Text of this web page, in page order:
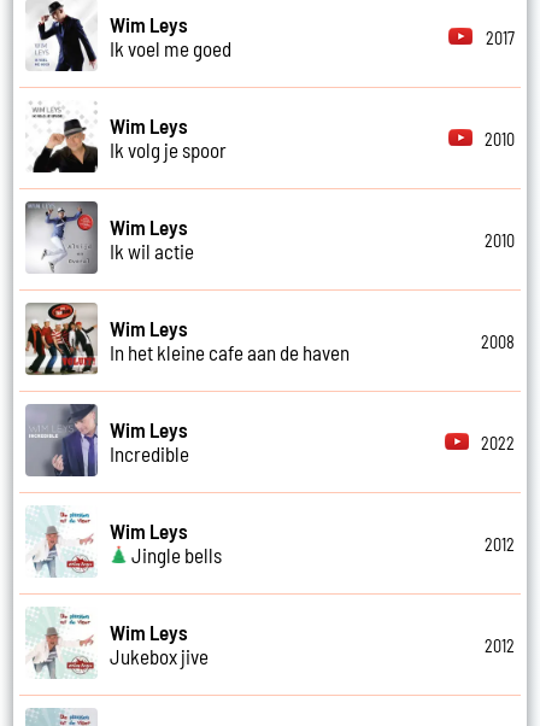
Wim Leys
Ik voel me goed
2017
Wim Leys
Ik volg je spoor
2010
Wim Leys
Ik wil actie
2010
Wim Leys
In het kleine cafe aan de haven
2008
Wim Leys
Incredible
2022
Wim Leys
Jingle bells
2012
Wim Leys
Jukebox jive
2012